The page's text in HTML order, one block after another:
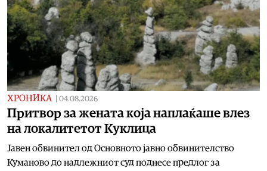
ХРОНИКА 04.08.2026
Притвор за жената која наплаќаше влез
на локалитетот Куклица
Јавен обвинител од Основното јавно обвинителство
Куманово до надлежниот суд поднесе предлог за